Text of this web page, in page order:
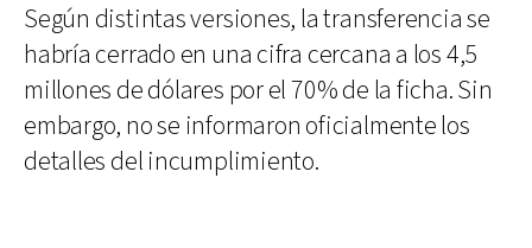
Según distintas versiones, la transferencia se
habría cerrado en una cifra cercana a los 4,5
millones de dólares por el 70% de la ficha. Sin
embargo, no se informaron oficialmente los
detalles del incumplimiento.